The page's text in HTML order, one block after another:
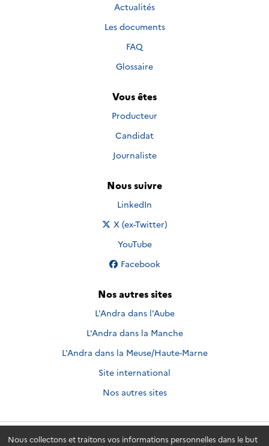
Nous collectons et traitons vos informations personnelles dans le but
Actualités
Les documents
FAQ
Glossaire
Vous êtes
Producteur
Candidat
Journaliste
Nous suivre
Nous suivre sur
LinkedIn
Nous suivre sur
X (ex-Twitter)
Nous suivre sur
YouTube
Nous suivre sur
Facebook
Nos autres sites
L'Andra dans l'Aube
L'Andra dans la Manche
L'Andra dans la Meuse/Haute-Marne
Site international
Nos autres sites
Andra.fr © 2026 - Andra. Tous droits réservés.